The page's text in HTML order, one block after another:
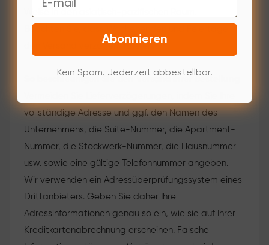
Beachten Sie, dass Wochenenden und Feiertage
So beschleunigen Sie den Versand Ihrer Bestellung
vollständige Adresse und ggf. den Namen des
Unternehmens, die Suite-Nummer, die Apartment-
Nummer, die Stockwerk-Nummer, die Hausnummer
usw. sowie eine gültige Telefonnummer angeben.
Wir verwenden ein Adressüberprüfungssystem eines
Drittanbieters. Geben Sie daher Ihre
Adressinformationen genau so ein, wie sie auf Ihrer
Kreditkartenabrechnung erscheinen. Falsche
Abonnieren
Kein Spam. Jederzeit abbestellbar.